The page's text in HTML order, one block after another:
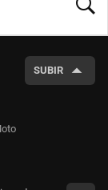
SUBIR